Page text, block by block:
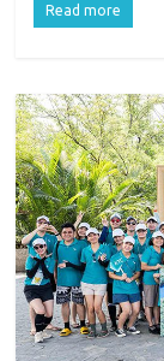
Read more